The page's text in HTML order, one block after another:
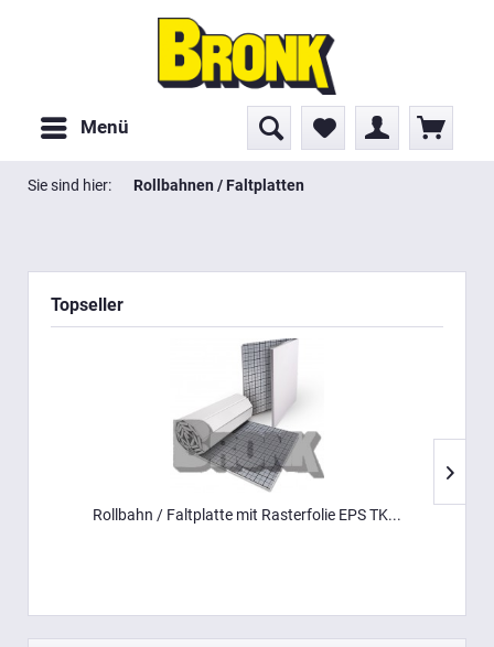
Menü
Sie sind hier: Rollbahnen / Faltplatten
Topseller
Rollbahn / Faltplatte mit Rasterfolie EPS TK...